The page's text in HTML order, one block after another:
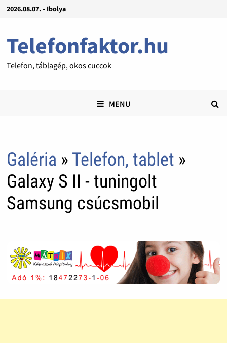
2026.08.07. - Ibolya
Telefonfaktor.hu
Telefon, táblagép, okos cuccok
MENU
Galéria » Telefon, tablet »
Galaxy S II - tuningolt
Samsung csúcsmobil